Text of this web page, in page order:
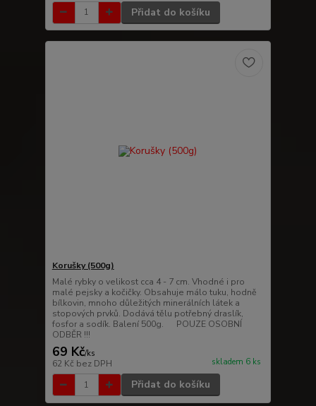
Přidat do košíku
Korušky (500g)
Malé rybky o velikost cca 4 - 7 cm. Vhodné i pro
malé pejsky a kočičky. Obsahuje málo tuku, hodně
bílkovin, mnoho důležitých minerálních látek a
stopových prvků. Dodává tělu potřebný draslík,
fosfor a sodík. Balení 500g. POUZE OSOBNÍ
ODBĚR !!!
69 Kč/ks
62 Kč bez DPH skladem 6 ks
Přidat do košíku